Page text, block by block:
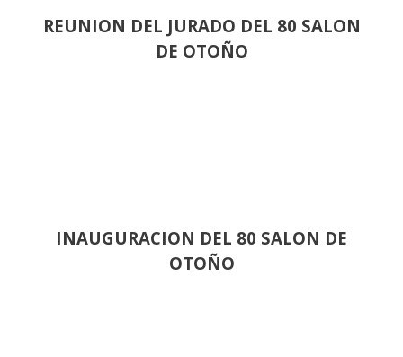
REUNION DEL JURADO DEL 80 SALON
DE OTOÑO
INAUGURACION DEL 80 SALON DE
OTOÑO